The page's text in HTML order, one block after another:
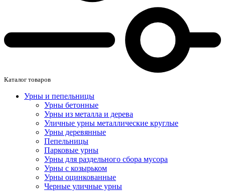
Каталог товаров
Урны и пепельницы
Урны бетонные
Урны из металла и дерева
Уличные урны металлические круглые
Урны деревянные
Пепельницы
Парковые урны
Урны для раздельного сбора мусора
Урны с козырьком
Урны оцинкованные
Черные уличные урны